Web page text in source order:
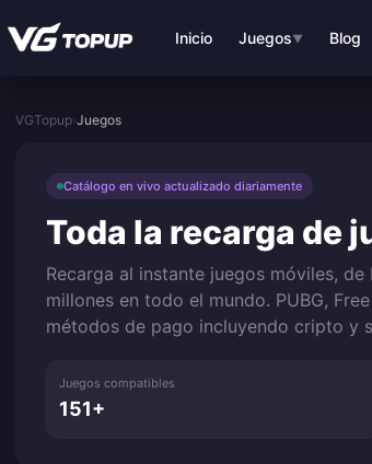
Inicio Juegos▼ Blog
VGTopup›Juegos
Catálogo en vivo actualizado diariamente
Toda la recarga de
Recarga al instante juegos móviles,
millones en todo el mundo. PUBG,
métodos de pago incluyendo cripto y
Juegos compatibles
151+